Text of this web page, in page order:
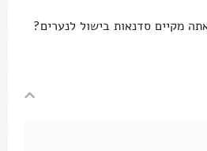
מקיים סדנאות בישול לנערים?